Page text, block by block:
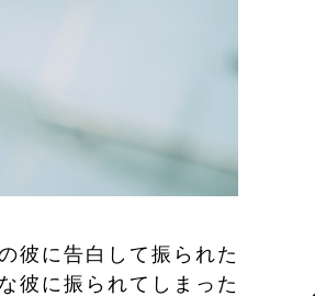
彼に告白して振られた
彼に振られてしまった